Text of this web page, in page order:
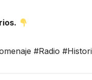
#Radio